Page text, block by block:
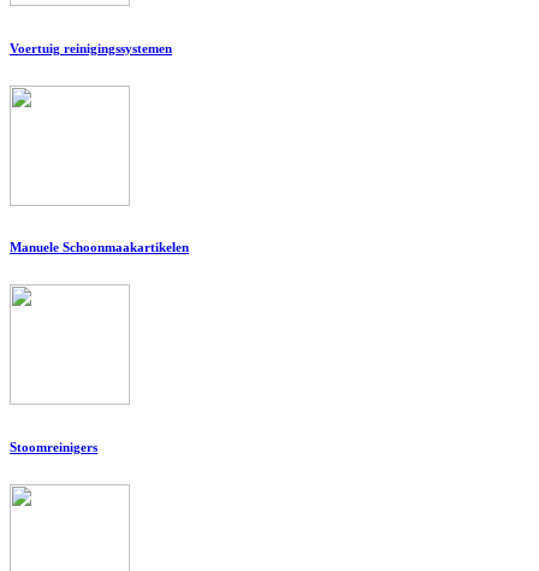
Voertuig reinigingssystemen
Manuele Schoonmaakartikelen
Stoomreinigers